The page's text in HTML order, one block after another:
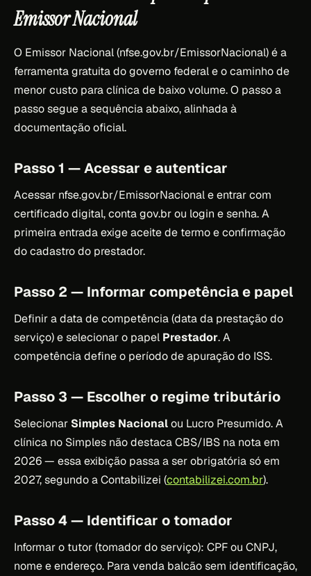
Emissor Nacional
O Emissor Nacional (nfse.gov.br/EmissorNacional) é a
ferramenta gratuita do governo federal e o caminho de
menor custo para clínica de baixo volume. O passo a
passo segue a sequência abaixo, alinhada à
documentação oficial.
Passo 1 — Acessar e autenticar
Acessar nfse.gov.br/EmissorNacional e entrar com
certificado digital, conta gov.br ou login e senha. A
primeira entrada exige aceite de termo e confirmação
do cadastro do prestador.
Passo 2 — Informar competência e papel
Definir a data de competência (data da prestação do
serviço) e selecionar o papel Prestador. A
competência define o período de apuração do ISS.
Passo 3 — Escolher o regime tributário
Selecionar Simples Nacionalou Lucro Presumido. A
clínica no Simples não destaca CBS/IBS na nota em
2026 — essa exibição passa a ser obrigatória só em
2027, segundo a Contabilizei (contabilizei.com.br).
Passo 4 — Identificar o tomador
Informar o tutor (tomador do serviço): CPF ou CNPJ,
nome e endereço. Para venda balcão sem identificação,